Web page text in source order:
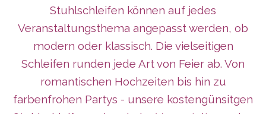
Stuhlschleifen können auf jedes
Veranstaltungsthema angepasst werden, ob
modern oder klassisch. Die vielseitigen
Schleifen runden jede Art von Feier ab. Von
romantischen Hochzeiten bis hin zu
farbenfrohen Partys - unsere kostengünsitgen